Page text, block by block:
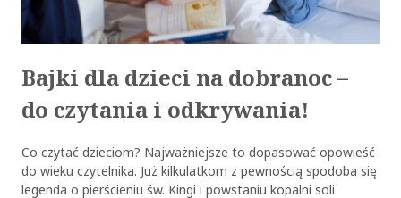
Bajki dla dzieci na dobranoc –
do czytania i odkrywania!
Co czytać dzieciom? Najważniejsze to dopasować opowieść
do wieku czytelnika. Już kilkulatkom z pewnością spodoba się
legenda o pierścieniu św. Kingi i powstaniu kopalni soli